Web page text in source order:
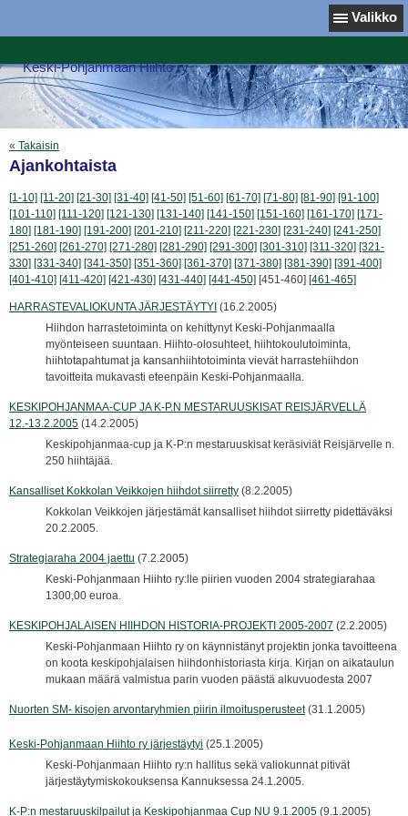
Valikko
Keski-Pohjanmaan Hiihto ry
« Takaisin
Ajankohtaista
[1-10] [11-20] [21-30] [31-40] [41-50] [51-60] [61-70] [71-80] [81-90] [91-100]
[101-110] [111-120] [121-130] [131-140] [141-150] [151-160] [161-170] [171-
180] [181-190] [191-200] [201-210] [211-220] [221-230] [231-240] [241-250]
[251-260] [261-270] [271-280] [281-290] [291-300] [301-310] [311-320] [321-
330] [331-340] [341-350] [351-360] [361-370] [371-380] [381-390] [391-400]
[401-410] [411-420] [421-430] [431-440] [441-450] [451-460] [461-465]
HARRASTEVALIOKUNTA JÄRJESTÄYTYI (16.2.2005)
Hiihdon harrastetoiminta on kehittynyt Keski-Pohjanmaalla
myönteiseen suuntaan. Hiihto-olosuhteet, hiihtokoulutoiminta,
hiihtotapahtumat ja kansanhiihtotoiminta vievät harrastehiihdon
tavoitteita mukavasti eteenpäin Keski-Pohjanmaalla.
KESKIPOHJANMAA-CUP JA K-P.N MESTARUUSKISAT REISJÄRVELLÄ
12.-13.2.2005 (14.2.2005)
Keskipohjanmaa-cup ja K-P:n mestaruuskisat keräsiviät Reisjärvelle n.
250 hiihtäjää.
Kansalliset Kokkolan Veikkojen hiihdot siirretty (8.2.2005)
Kokkolan Veikkojen järjestämät kansalliset hiihdot siirretty pidettäväksi
20.2.2005.
Strategiaraha 2004 jaettu (7.2.2005)
Keski-Pohjanmaan Hiihto ry:lle piirien vuoden 2004 strategiarahaa
1300,00 euroa.
KESKIPOHJALAISEN HIIHDON HISTORIA-PROJEKTI 2005-2007 (2.2.2005)
Keski-Pohjanmaan Hiihto ry on käynnistänyt projektin jonka tavoitteena
on koota keskipohjalaisen hiihdonhistoriasta kirja. Kirjan on aikataulun
mukaan määrä valmistua parin vuoden päästä alkuvuodesta 2007
Nuorten SM- kisojen arvontaryhmien piirin ilmoitusperusteet (31.1.2005)
Keski-Pohjanmaan Hiihto ry järjestäytyi (25.1.2005)
Keski-Pohjanmaan Hiihto ry:n hallitus sekä valiokunnat pitivät
järjestäytymiskokouksensa Kannuksessa 24.1.2005.
K-P:n mestaruuskilpailut ja Keskipohjanmaa Cup NU 9.1.2005 (9.1.2005)